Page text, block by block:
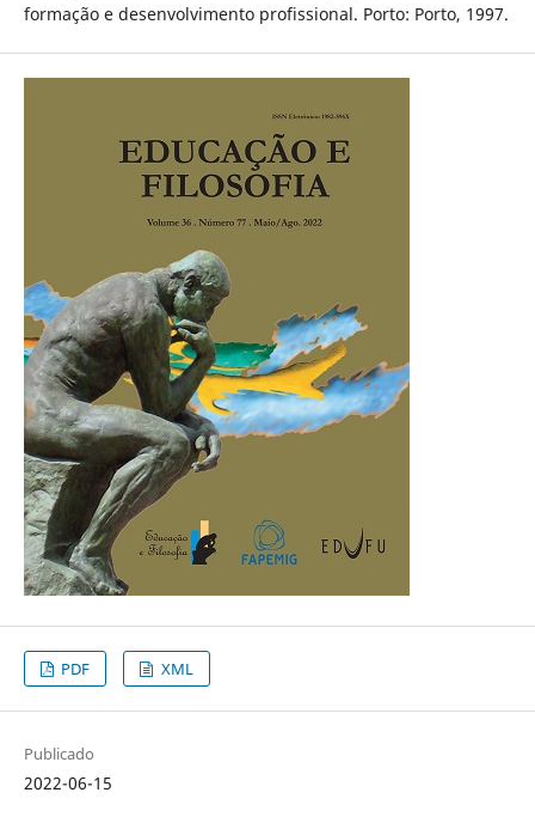
formação e desenvolvimento profissional. Porto: Porto, 1997.
PDF XML
Publicado
2022-06-15